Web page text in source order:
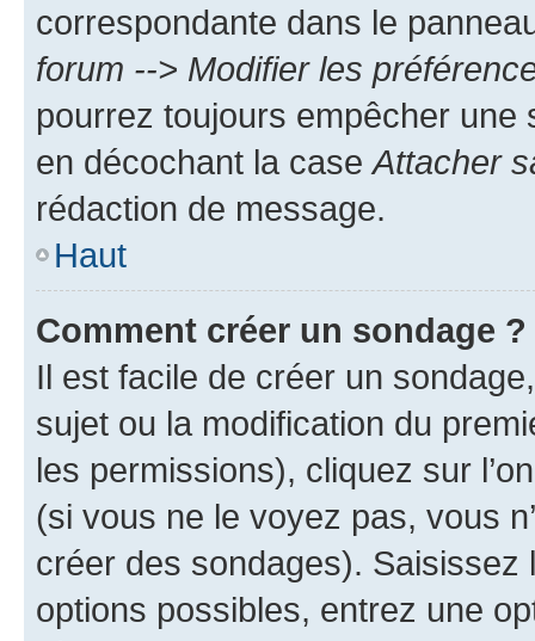
correspondante dans le
forum --> Modifier les
pourrez toujours empêcher une
en décochant la case Attacher
rédaction de message.
Haut
Comment créer un sondage ?
Il est facile de créer un
sujet ou la modification du
les permissions), cliquez sur
(si vous ne le voyez pas, vous
créer des sondages).
options possibles, entrez une